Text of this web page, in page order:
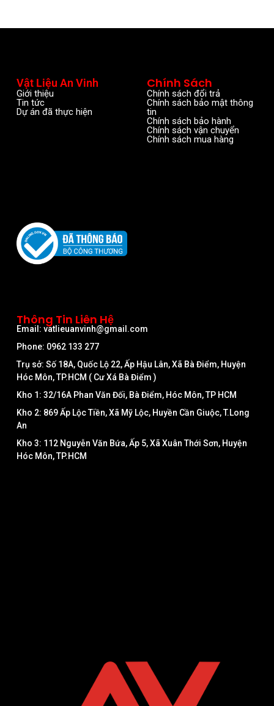
Vật Liệu An Vinh
Giới thiệu
Tin tức
Dự án đã thực hiện
Chính Sách
Chính sách đổi trả
Chính sách bảo mật thông
tin
Chính sách bảo hành
Chính sách vận chuyển
Chính sách mua hàng
Thông Tin Liên Hệ
Email: vatlieuanvinh@gmail.com
Phone: 0962 133 277
Trụ sở: Số 18A, Quốc Lộ 22, Ấp Hậu Lân, Xã Bà Điểm, Huyện
Hóc Môn, TP.HCM ( Cư Xá Bà Điểm )
Kho 1: 32/16A Phan Văn Đối, Bà Điểm, Hóc Môn, TP HCM
Kho 2: 869 Ấp Lộc Tiền, Xã Mỹ Lộc, Huyền Cần Giuộc, T.Long
An
Kho 3: 112 Nguyễn Văn Bứa, Ấp 5, Xã Xuân Thới Sơn, Huyện
Hóc Môn, TP.HCM